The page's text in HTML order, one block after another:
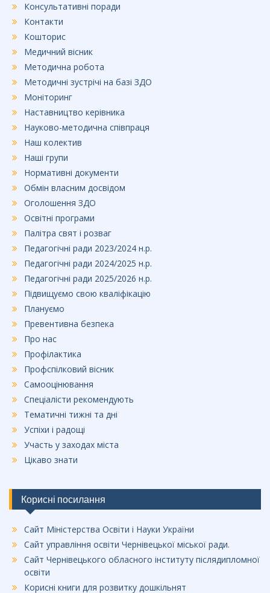
Консультативні поради
Контакти
Кошторис
Медичний вісник
Методична робота
Методичні зустрічі на базі ЗДО
Моніторинг
Наставництво керівника
Науково-методична співпраця
Наш колектив
Наші групи
Нормативні документи
Обмін власним досвідом
Оголошення ЗДО
Освітні програми
Палітра свят і розваг
Педагогічні ради 2023/2024 н.р.
Педагогічні ради 2024/2025 н.р.
Педагогічні ради 2025/2026 н.р.
Підвищуємо свою кваліфікацію
Плануємо
Превентивна безпека
Про нас
Профілактика
Профспілковий вісник
Самооцінювання
Спеціалісти рекомендують
Тематичні тижні та дні
Успіхи і радощі
Участь у заходах міста
Цікаво знати
Корисні посилання
Сайт Міністерства Освіти і Науки України
Сайт управління освіти Чернівецької міської ради.
Сайт Чернівецького обласного інституту післядипломної
освіти
Корисні книги для розвитку дошкільнят